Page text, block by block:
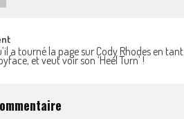
a tourné la page sur Cody Rhodes en tant
et veut voir son ‘Heel Turn’ !